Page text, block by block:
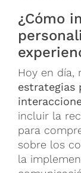
¿Cómo
Hoy en día,
estrategias
incluir la
para
sobre los
la